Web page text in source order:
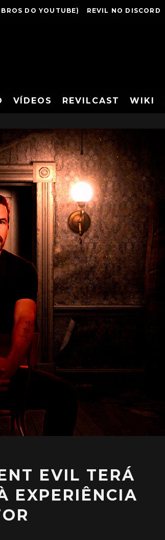
DO YOUTUBE) REVIL NO DISCORD
VÍDEOS REVILCAST WIKI
EVIL TERÁ
EXPERIÊNCIA